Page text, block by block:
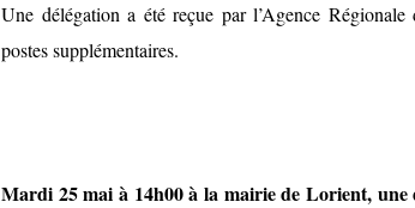
Une délégation a été reçue par l’Agence
postes supplémentaires.
Mardi 25 mai à 14h00 à la mairie de Lorient, une